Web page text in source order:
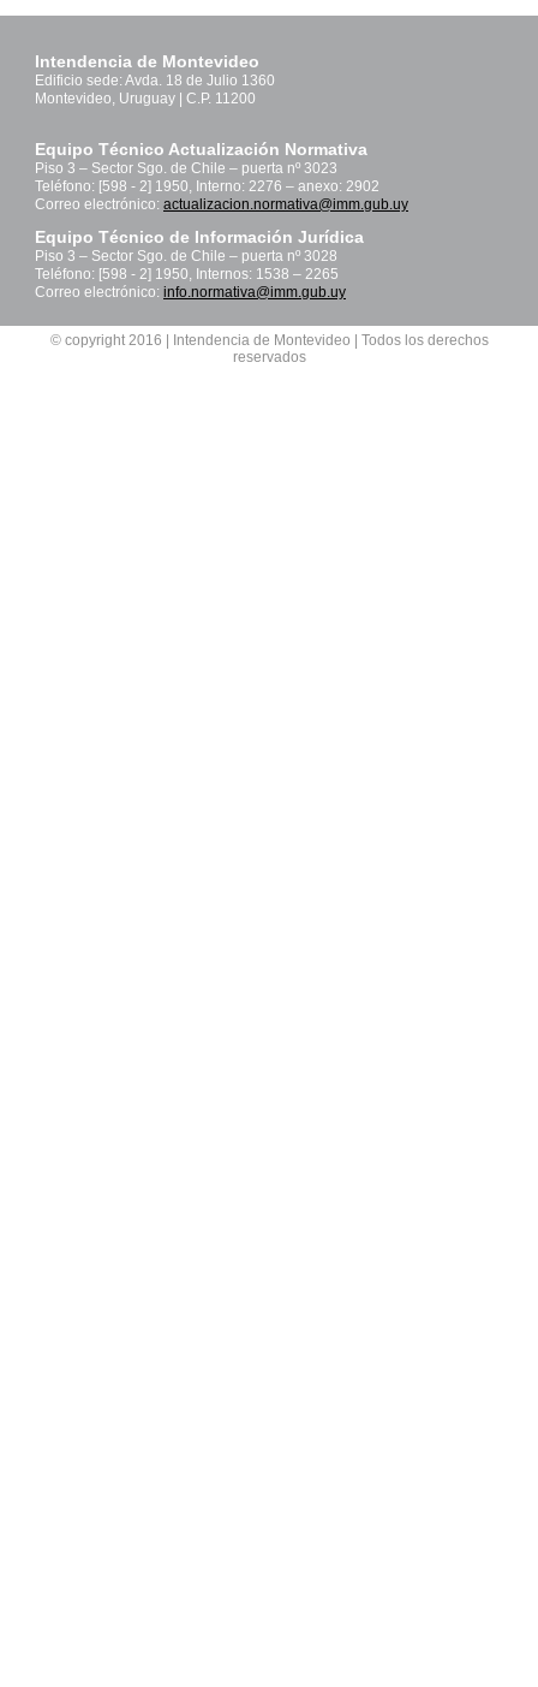
Intendencia de Montevideo
Edificio sede: Avda. 18 de Julio 1360
Montevideo, Uruguay | C.P. 11200
Equipo Técnico Actualización Normativa
Piso 3 – Sector Sgo. de Chile – puerta nº 3023
Teléfono: [598 - 2] 1950, Interno: 2276 – anexo: 2902
Correo electrónico: actualizacion.normativa@imm.gub.uy
Equipo Técnico de Información Jurídica
Piso 3 – Sector Sgo. de Chile – puerta nº 3028
Teléfono: [598 - 2] 1950, Internos: 1538 – 2265
Correo electrónico: info.normativa@imm.gub.uy
© copyright 2016 | Intendencia de Montevideo | Todos los derechos
reservados